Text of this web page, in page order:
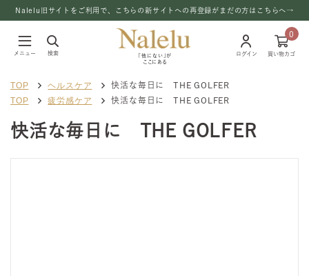
Nalelu旧サイトをご利用で、こちらの新サイトへの再登録がまだの方はこちらへ→
メニュー 検索
「他にない」が
ここにある
ログイン
0
買い物カゴ
TOP ヘルスケア 快活な毎日に THE GOLFER
TOP 疲労感ケア 快活な毎日に THE GOLFER
快活な毎日に THE GOLFER